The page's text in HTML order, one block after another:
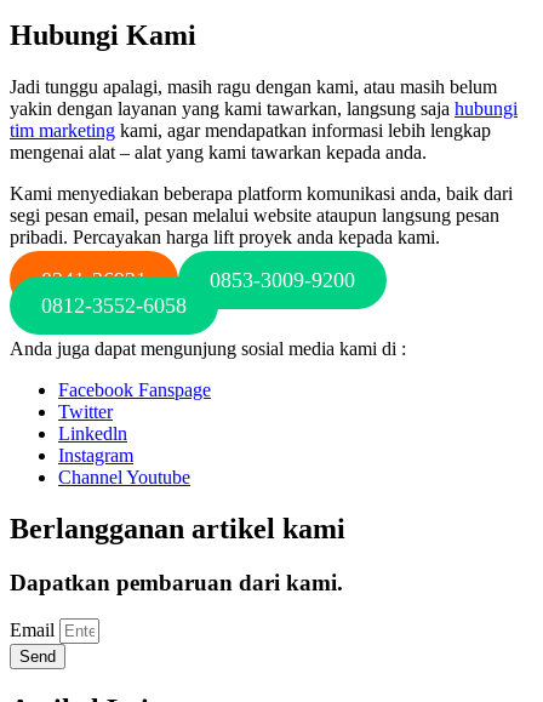
Hubungi Kami
Jadi tunggu apalagi, masih ragu dengan kami, atau masih belum
yakin dengan layanan yang kami tawarkan, langsung saja hubungi
tim marketing kami, agar mendapatkan informasi lebih lengkap
mengenai alat – alat yang kami tawarkan kepada anda.
Kami menyediakan beberapa platform komunikasi anda, baik dari
segi pesan email, pesan melalui website ataupun langsung pesan
pribadi. Percayakan harga lift proyek anda kepada kami.
0341-36931
0853-3009-9200
0812-3552-6058
Anda juga dapat mengunjung sosial media kami di :
Facebook Fanspage
Twitter
Linkedln
Instagram
Channel Youtube
Berlangganan artikel kami
Dapatkan pembaruan dari kami.
Email
Send